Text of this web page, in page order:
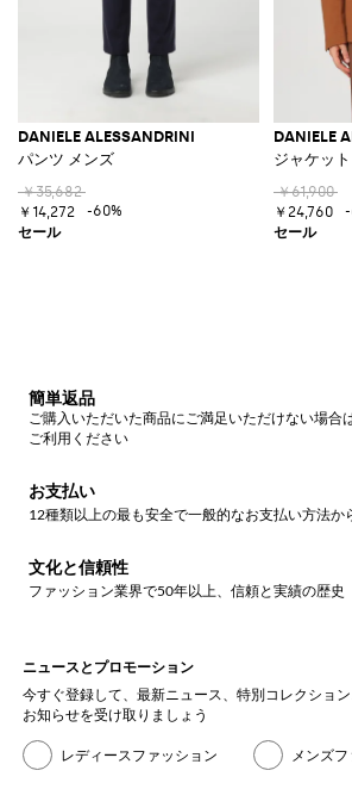
DANIELE ALESSANDRINI
パンツ メンズ
￥35,682
￥14,272
-60%
DANIELE
ジャケッ
￥61,900
￥24,760
簡単返品
ご購入いただいた商品にご満足いただけない場合
ご利用ください
お支払い
12種類以上の最も安全で一般的なお支払い方法か
文化と信頼性
ファッション業界で50年以上、信頼と実績の歴史
ニュースとプロモーション
今すぐ登録して、最新ニュース、特別コレクショ
お知らせを受け取りましょう
レディースファッション メンズ